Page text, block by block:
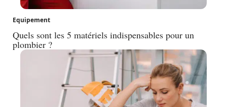
Equipement
Quels sont les 5 matériels indispensables pour un
plombier ?